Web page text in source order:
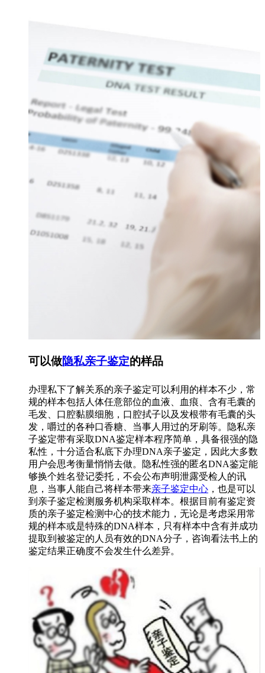
可以做隐私亲子鉴定的样品
办理私下了解关系的亲子鉴定可以利用的样本不少，常
规的样本包括人体任意部位的血液、血痕、含有毛囊的
毛发、口腔黏膜细胞，口腔拭子以及发根带有毛囊的头
发，嚼过的各种口香糖、当事人用过的牙刷等。隐私亲
子鉴定带有采取DNA鉴定样本程序简单，具备很强的隐
私性，十分适合私底下办理DNA亲子鉴定，因此大多数
用户会思考衡量悄悄去做。隐私性强的匿名DNA鉴定能
够换个姓名登记委托，不会公布声明泄露受检人的讯
息，当事人能自己将样本带来亲子鉴定中心 ，也是可以
到亲子鉴定检测服务机构采取样本。根据目前有鉴定资
质的亲子鉴定检测中心的技术能力，无论是考虑采用常
规的样本或是特殊的DNA样本，只有样本中含有并成功
提取到被鉴定的人员有效的DNA分子，咨询看法书上的
鉴定结果正确度不会发生什么差异。